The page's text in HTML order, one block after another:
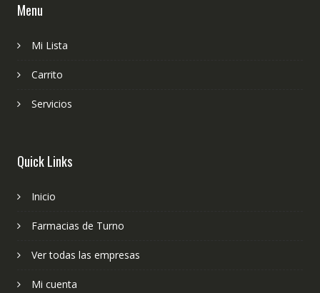
Menu
Mi Lista
Carrito
Servicios
Quick Links
Inicio
Farmacias de Turno
Ver todas las empresas
Mi cuenta